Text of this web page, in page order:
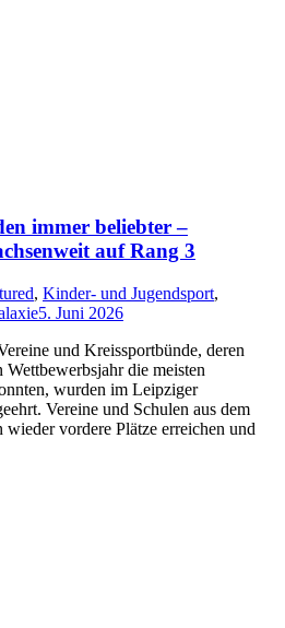
immer beliebter –
auf Rang 3
, Kinder- und Jugendsport,
5. Juni 2026
und Kreissportbünde, deren
die meisten
wurden im Leipziger
Vereine und Schulen aus dem
vordere Plätze erreichen und